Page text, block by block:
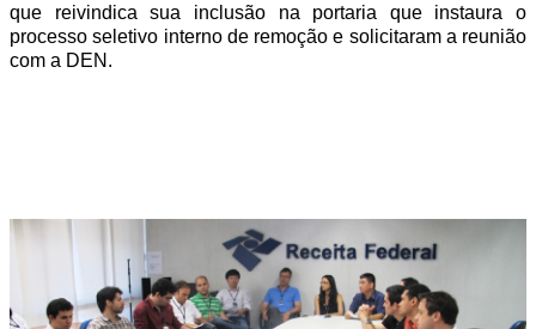
que reivindica sua inclusão na portaria que instaura o
processo seletivo interno de remoção e solicitaram a reunião
com a DEN.